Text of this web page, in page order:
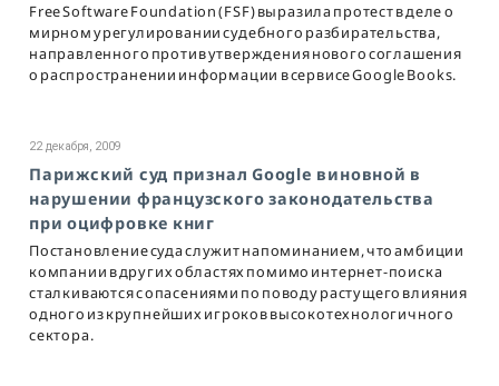
Free Software Foundation (FSF) выразила протест в деле о
мирном урегулировании судебного разбирательства,
направленного против утверждения нового соглашения
о распространении информации в сервисе Google Books.
22 декабря, 2009
Парижский суд признал Google виновной в
нарушении французского законодательства
при оцифровке книг
Постановление суда служит напоминанием, что амбиции
компании в других областях помимо интернет-поиска
сталкиваются с опасениями по поводу растущего влияния
одного из крупнейших игроков высокотехнологичного
сектора.